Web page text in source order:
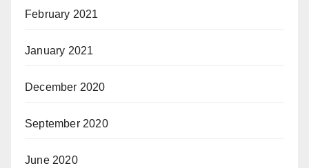
February 2021
January 2021
December 2020
September 2020
June 2020